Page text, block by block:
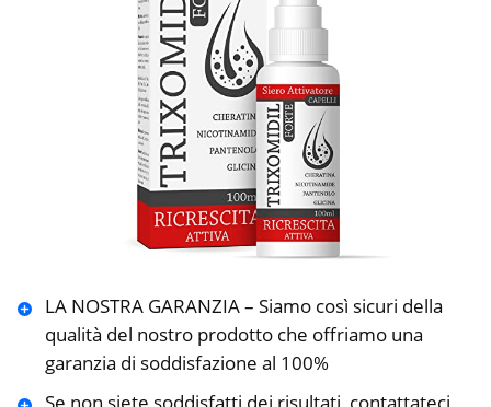
LA NOSTRA GARANZIA – Siamo così sicuri della
qualità del nostro prodotto che offriamo una
garanzia di soddisfazione al 100%